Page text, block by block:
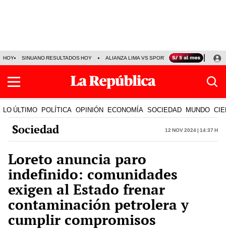
HOY SINUANO RESULTADOS HOY ALIANZA LIMA VS SPORT BOYS JORGE
LO ÚLTIMO POLÍTICA OPINIÓN ECONOMÍA SOCIEDAD MUNDO
Sociedad 12 Nov 2024 | 14:37 h
Loreto anuncia paro
indefinido: comunidades
exigen al Estado frenar
contaminación petrolera y
cumplir compromisos